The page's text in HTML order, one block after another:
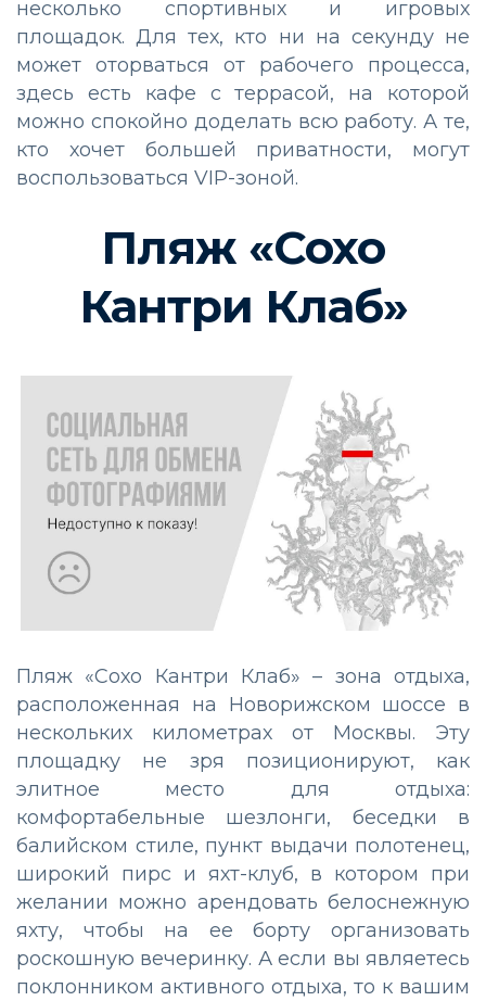
несколько спортивных и игровых
площадок. Для тех, кто ни на секунду не
может оторваться от рабочего процесса,
здесь есть кафе с террасой, на которой
можно спокойно доделать всю работу. А те,
кто хочет большей приватности, могут
воспользоваться VIP-зоной.
Пляж «Сохо
Кантри Клаб»
Пляж «Сохо Кантри Клаб» – зона отдыха,
расположенная на Новорижском шоссе в
нескольких километрах от Москвы. Эту
площадку не зря позиционируют, как
элитное место для отдыха:
комфортабельные шезлонги, беседки в
балийском стиле, пункт выдачи полотенец,
широкий пирс и яхт-клуб, в котором при
желании можно арендовать белоснежную
яхту, чтобы на ее борту организовать
роскошную вечеринку. А если вы являетесь
поклонником активного отдыха, то к вашим